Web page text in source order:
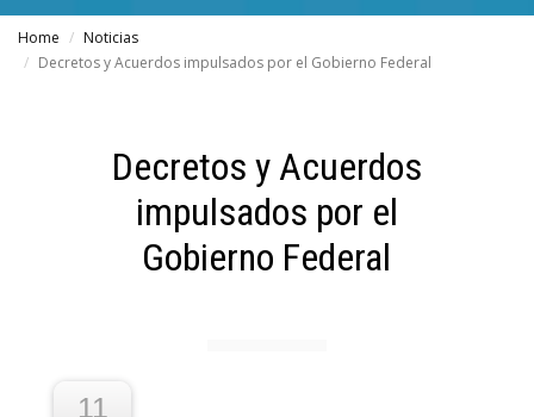
Home
Noticias
Decretos y Acuerdos impulsados por el Gobierno Federal
Decretos y Acuerdos
impulsados por el
Gobierno Federal
11